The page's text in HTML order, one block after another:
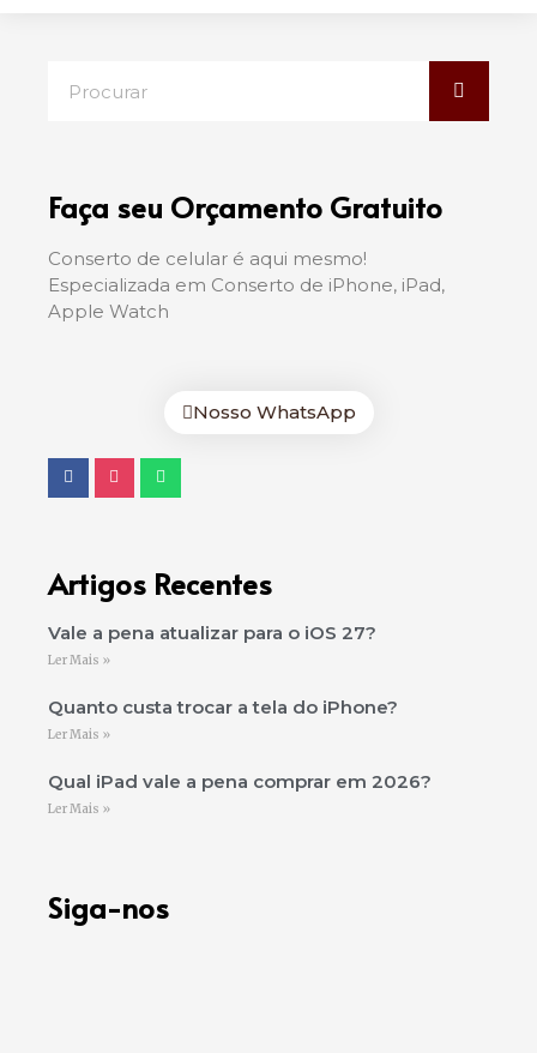
Faça seu Orçamento Gratuito
Conserto de celular é aqui mesmo!
Especializada em Conserto de iPhone, iPad,
Apple Watch
Nosso WhatsApp
Artigos Recentes
Vale a pena atualizar para o iOS 27?
Ler Mais »
Quanto custa trocar a tela do iPhone?
Ler Mais »
Qual iPad vale a pena comprar em 2026?
Ler Mais »
Siga-nos